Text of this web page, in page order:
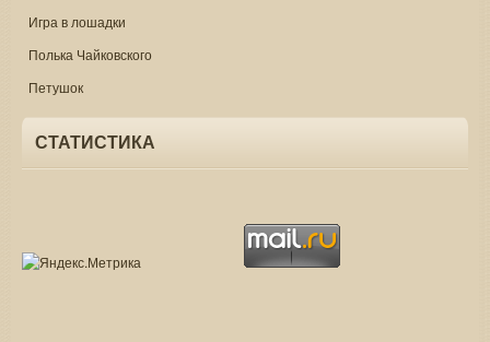
Игра в лошадки
Полька Чайковского
Петушок
СТАТИСТИКА